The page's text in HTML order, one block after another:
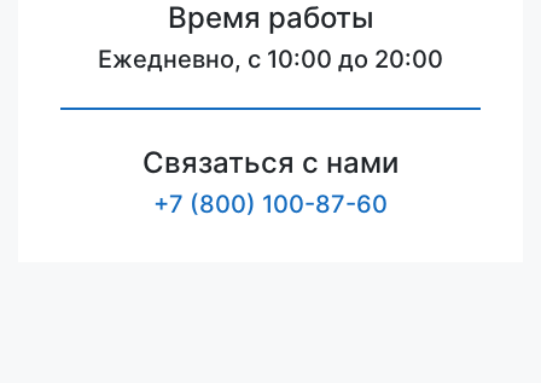
Время работы
Ежедневно, с 10:00 до 20:00
Связаться с нами
+7 (800) 100-87-60